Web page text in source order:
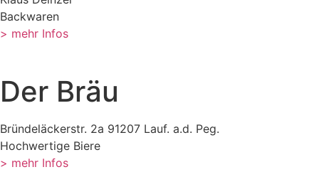
Backwaren
> mehr Infos
Der Bräu
Bründeläckerstr. 2a 91207 Lauf. a.d. Peg.
Hochwertige Biere
> mehr Infos